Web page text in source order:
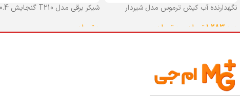
نگهدارنده آب کیش ترموس مدل شیردار
1,283,000تومان تومان
شیکر برقی مدل T210 گنجایش 0.4 لیتر
تومان